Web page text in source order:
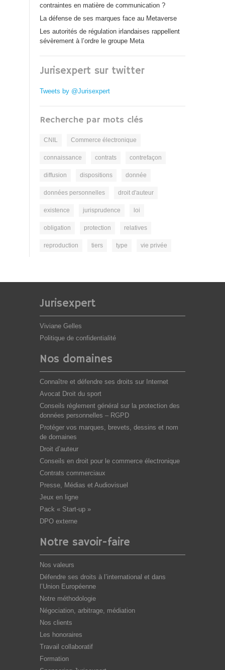
contraintes en matière de communication ?
La défense de ses marques face au Metaverse
Les autorités de régulation irlandaises rappellent
sévèrement à l’ordre le groupe Meta
Jurisexpert sur twitter
Tweets by @Jurisexpert
Recherche par mots clés
CNIL Commerce électronique
connaissance contrats contrefaçon
diffusion dispositions donnée
données personnelles droit d'auteur
existence jurisprudence loi
obligation protection relatives
reproduction tiers type vie privée
Jurisexpert
Viviane Gelles
Politique de confidentialité
Nos domaines
Connaître et défendre ses droits sur Internet
Avocat Droit du sport
Conseils règlement général sur la protection des
données personnelles – RGPD
Protéger vos marques, brevets, dessins et nom
de domaines
Droit d’auteur
Conseils en droit pour le commerce électronique
Contrats commerciaux
Presse, Médias et Audiovisuel
Jeux en ligne
Pack « Start-up »
DPO externe
Notre savoir-faire
Nos valeurs
Défendre ses droits à l’international et dans
l’Union Européenne
Notre méthodologie
Négociation, arbitrage, médiation
Nos clients
Les honoraires
Travail collaboratif
Formation